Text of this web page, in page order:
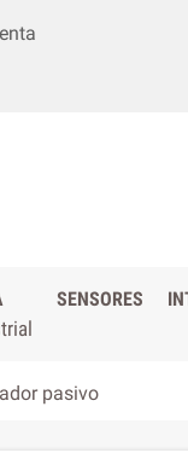
SENSORES
pasivo